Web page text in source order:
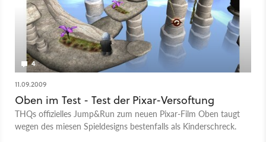
4
11.09.2009
Oben im Test - Test der Pixar-Versoftung
THQs offizielles Jump&Run zum neuen Pixar-Film Oben taugt
wegen des miesen Spieldesigns bestenfalls als Kinderschreck.